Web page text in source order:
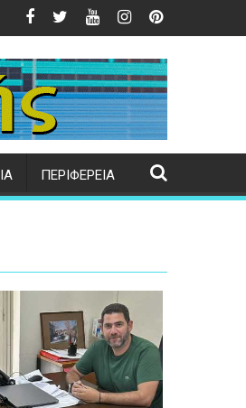
του Σωτήρος στο Κάτω
Μυτιλήνης | Εγκαίνια παιδικής
ΠΕΡΙΦΕΡΕΙΑ